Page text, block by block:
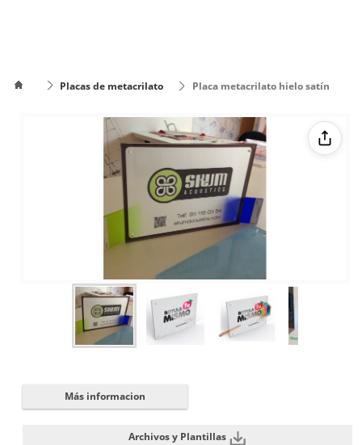
Placas de metacrilato Placa metacrilato hielo satín
Cómo cambiar
Cerrar✖
Más informacion
Archivos y Plantillas